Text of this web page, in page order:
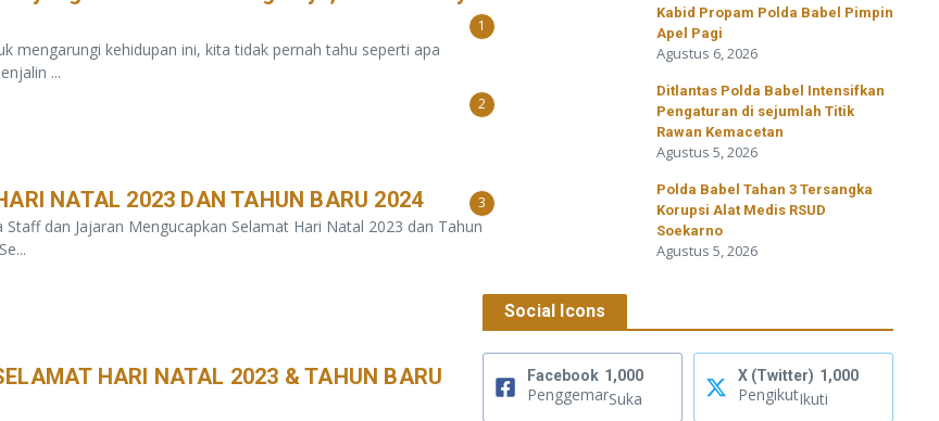
mengarungi kehidupan ini, kita tidak pernah tahu seperti apa
...
NATAL 2023 DAN TAHUN BARU 2024
dan Jajaran Mengucapkan Selamat Hari Natal 2023 dan Tahun
HARI NATAL 2023 & TAHUN BARU
1
Kabid Propam Polda Babel Pimpin
Apel Pagi
Agustus 6, 2026
2
Ditlantas Polda Babel Intensifkan
Pengaturan di sejumlah Titik
Rawan Kemacetan
Agustus 5, 2026
3
Polda Babel Tahan 3 Tersangka
Korupsi Alat Medis RSUD
Soekarno
Agustus 5, 2026
Social Icons
Facebook 1,000
PenggemarSuka
X (Twitter) 1,000
PengikutIkuti